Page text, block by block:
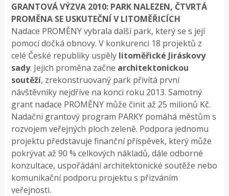
GRANTOVÁ VÝZVA 2010: PARK NALEZEN, ČTVRTÁ
PROMĚNA SE USKUTEČNÍ V LITOMĚŘICÍCH
Nadace PROMĚNY vybrala další park, který se s její
pomocí dočká obnovy. V konkurenci 18 projektů z
celé České republiky uspěly litoměřické Jiráskovy
sady. Jejich proměna začne architektonickou
soutěží, zrekonstruovaný park přivítá první
návštěvníky nejdříve na konci roku 2013. Samotný
grant nadace PROMĚNY může činit až 25 milionů Kč.
Nadační grantový program PARKY pomáhá městům s
rozvojem veřejných ploch zeleně. Podpora jednomu
projektu představuje finanční příspěvek, který může
pokrývat až 90 % celkových nákladů, dále odborné
konzultace, uspořádání architektonické soutěže nebo
komunikační podporu projektu s přizváním
veřejnosti.